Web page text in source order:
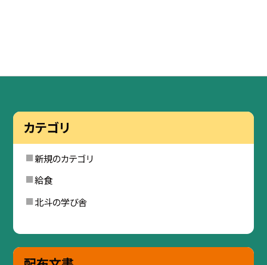
カテゴリ
新規のカテゴリ
給食
北斗の学び舎